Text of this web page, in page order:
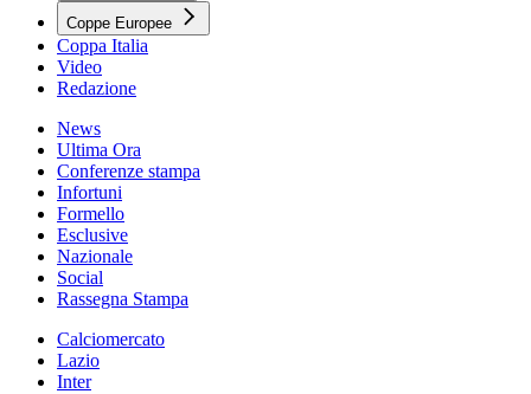
Coppe Europee
Coppa Italia
Video
Redazione
News
Ultima Ora
Conferenze stampa
Infortuni
Formello
Esclusive
Nazionale
Social
Rassegna Stampa
Calciomercato
Lazio
Inter